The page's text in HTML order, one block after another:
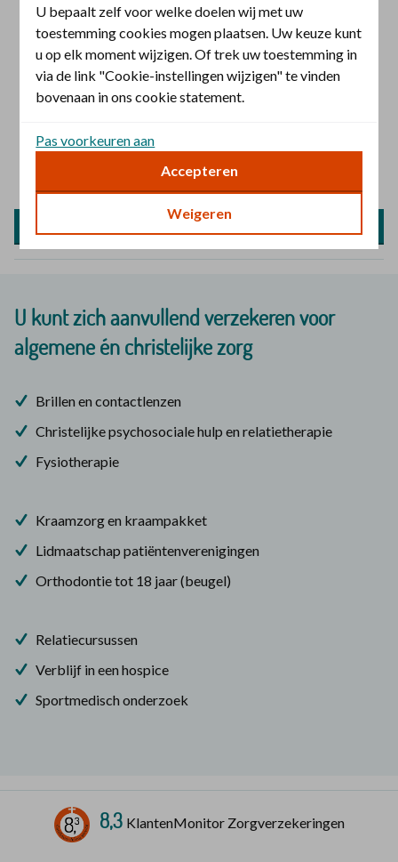
Tand Large
€ 38,46
Uw vergoeding binnen 1 werkdag op uw rekening, als u
via onze app uw rekening instuurt.
Het Aanvullend Zorgpakket met extra vergoedingen als
u een aanvullende verzekering afsluit.
christelijke zorg.
Bereken uw voordeel
U kunt zich aanvullend verzekeren voor
algemene én christelijke zorg
Brillen en contactlenzen
Christelijke psychosociale hulp en relatietherapie
Fysiotherapie
Kraamzorg en kraampakket
Lidmaatschap patiëntenverenigingen
Orthodontie tot 18 jaar (beugel)
Relatiecursussen
Verblijf in een hospice
Sportmedisch onderzoek
8,3 KlantenMonitor Zorgverzekeringen
U bepaalt zelf voor welke doelen wij met uw
toestemming cookies mogen plaatsen. Uw keuze kunt
u op elk moment wijzigen. Of trek uw toestemming in
via de link "Cookie-instellingen wijzigen" te vinden
bovenaan in ons cookie statement.
Pas voorkeuren aan
Accepteren
Weigeren